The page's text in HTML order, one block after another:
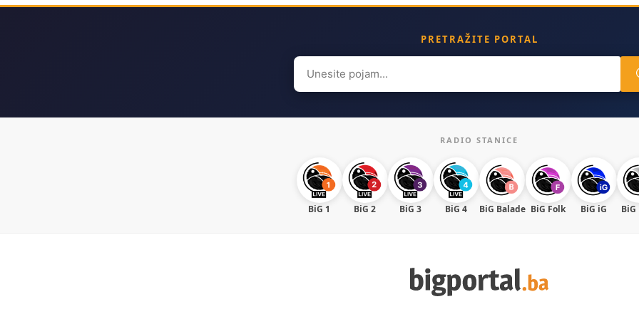
PRETRAŽITE PORTAL
Search
for:
RADIO STANICE
BiG 1 BiG 2 BiG 3 BiG 4 BiG Balade BiG Folk BiG iG BiG